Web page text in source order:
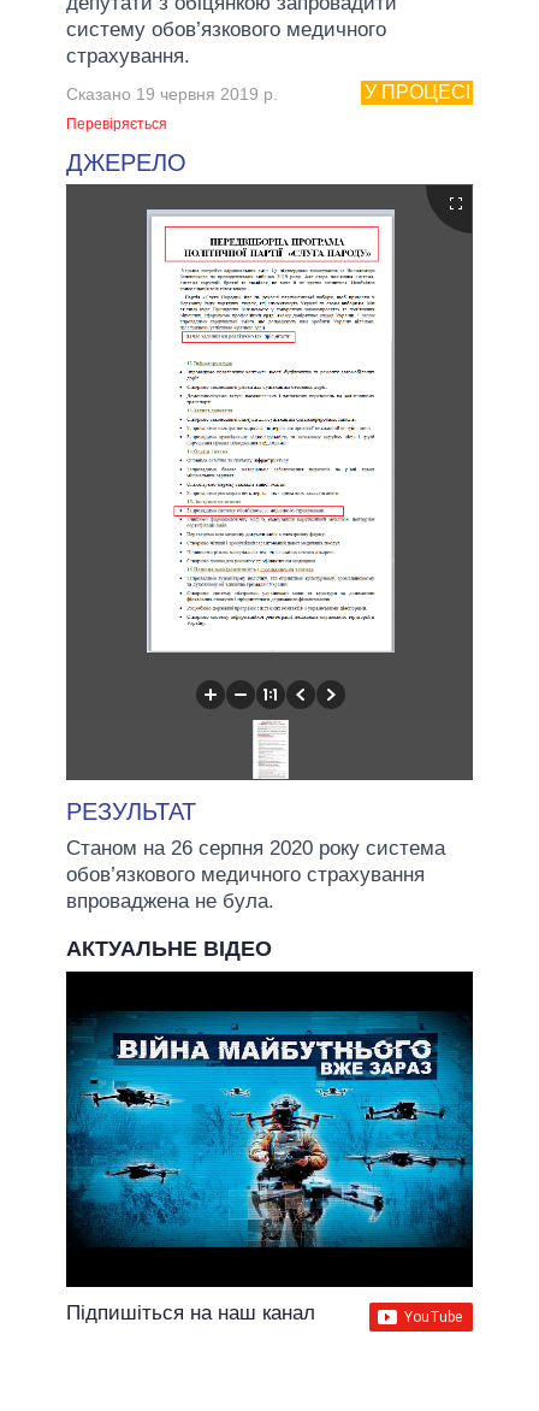
систему обов’язкового медичного
страхування.
У ПРОЦЕСІ
Сказано 19 червня 2019 р.
Перевіряється
ДЖЕРЕЛО
РЕЗУЛЬТАТ
Станом на 26 серпня 2020 року система
обов’язкового медичного страхування
впроваджена не була.
АКТУАЛЬНЕ ВІДЕО
Підпишіться на наш канал